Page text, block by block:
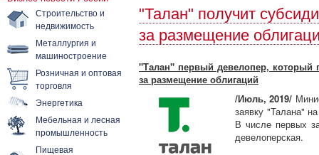
Строительство и
недвижимость
Металлургия и
машиностроение
Розничная и оптовая
торговля
Энергетика
Мебельная и лесная
промышленность
Пищевая
"Талан" получит
за размещение
"Талан" первый девелопер, который
за размещение облигаций
/Июль, 2019/
заявку "Талана"
В числе первых
девелоперская.